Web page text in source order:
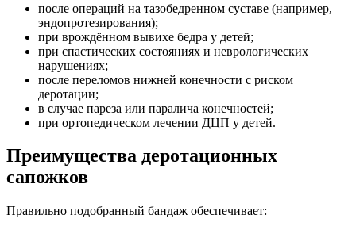
после операций на тазобедренном суставе (например,
эндопротезирования);
при врождённом вывихе бедра у детей;
при спастических состояниях и неврологических
нарушениях;
после переломов нижней конечности с риском
деротации;
в случае пареза или паралича конечностей;
при ортопедическом лечении ДЦП у детей.
Преимущества деротационных
сапожков
Правильно подобранный бандаж обеспечивает: